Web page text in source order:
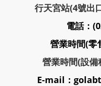
行天宮站(4號出
電話：
營業時間(零
營業時間(設
E-mail：